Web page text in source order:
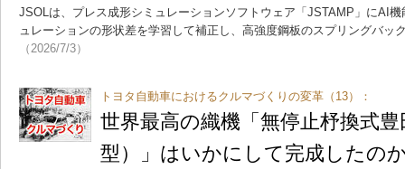
JSOLは、プレス成形シミュレーションソフトウェア「JSTAMP」にAI
ュレーションの形状差を学習して補正し、高強度鋼板のスプリングバッ
（2026/7/3）
トヨタ自動車におけるクルマづくりの変革（13）：
世界最高の織機「無停止杼換式
型）」はいかにして完成したの